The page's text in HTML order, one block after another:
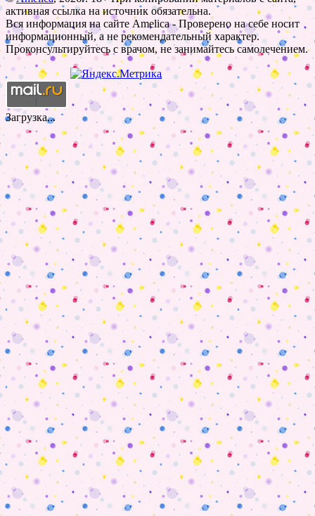
активная ссылка на источник обязательна.
Вся информация на сайте Amelica - Проверено на себе носит
информационный, а не рекомендательный характер.
Проконсультируйтесь с врачом, не занимайтесь самолечением.
Загрузка...